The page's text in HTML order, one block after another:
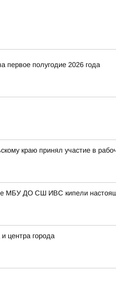
первое полугодие 2026 года
краю принял участие в
МБУ ДО СШ ИВС кипели
центра города